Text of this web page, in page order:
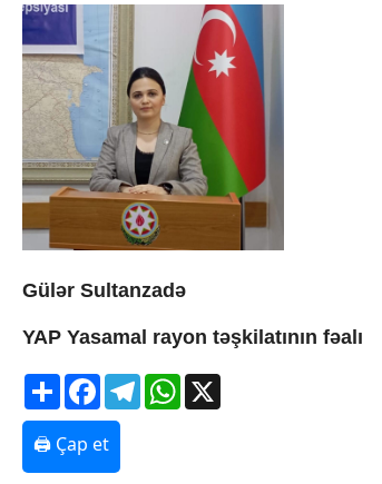
Gülər Sultanzadə
YAP Yasamal rayon təşkilatının fəalı
ShareFacebookTelegramWhatsApp
🖨 Çap et